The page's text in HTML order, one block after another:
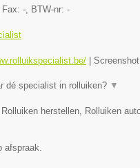
, Fax: - , BTW-nr: -
Screenshot
dé specialist in rolluiken? ▼
herstellen, Rolluiken
afspraak.